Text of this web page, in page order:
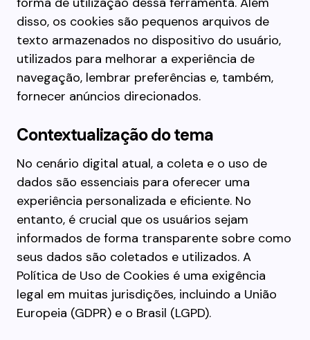
disso, os cookies são pequenos arquivos de
texto armazenados no dispositivo do usuário,
utilizados para melhorar a experiência de
navegação, lembrar preferências e, também,
fornecer anúncios direcionados.
Contextualização do tema
No cenário digital atual, a coleta e o uso de
dados são essenciais para oferecer uma
experiência personalizada e eficiente. No
entanto, é crucial que os usuários sejam
informados de forma transparente sobre como
seus dados são coletados e utilizados. A
Política de Uso de Cookies é uma exigência
legal em muitas jurisdições, incluindo a União
Europeia (GDPR) e o Brasil (LGPD).